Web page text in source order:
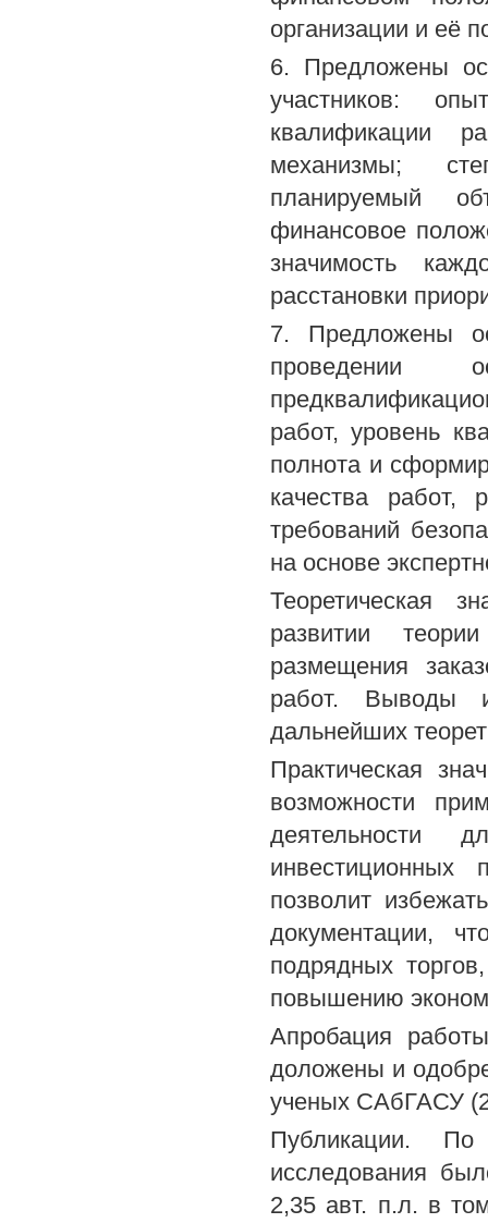
организации и её
6. Предложены
участников:
квалификации
механизмы;
планируемый
финансовое
значимость
расстановки
7. Предложены
проведении
работ, уровень
полнота и
качества работ,
требований
на основе
Теоретическая
развитии
размещения
работ. Выводы
дальнейших
Практическая
возможности
деятельности
инвестиционных
позволит
документации,
подрядных
повышению
Апробация
доложены и
ученых САбГАСУ
Публикации. По
исследования
2,35 авт. п.л. в